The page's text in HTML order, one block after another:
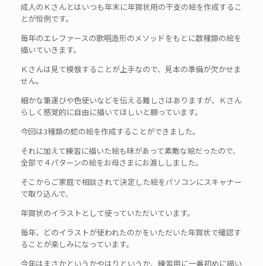
成人のＫさんとはいつも年末に年賀状用の干支の絵を作成するこ
とが恒例です。
毎年のエレファースの歌唱造形のメソッドをもとに数種類の絵を
描いていきます。
Ｋさんは見て模倣することが上手なので、見本の準備が欠かせま
せん。
細かな筆運びや色使いなどを伝える難しさはありますが、Ｋさん
らしく感覚的に自由に描いてほしいと願っています。
今回は3種類の蛇の絵を作成することができました。
それに加えて練習に描いた絵も味があって素敵な絵だったので、
全部で４パターンの絵をお母さまにお渡ししました。
そこからご家庭で相談されて決定した絵をパソコンにスキャナー
で取り込んで、
年賀状のイラストとして使っていただいています。
毎年、どのイラストが使われたのかをいただいた年賀状で確認す
ることが楽しみになっています。
今年はまさかというかやはりというか、練習用に一番初めに描い